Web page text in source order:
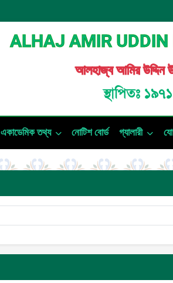
ALHAJ AMIR UDDIN
আলহাজ্ব আমির উদ্দিন
স্থাপিতঃ ১৯৭১
একাডেমিক তথ্য নোটিশ বোর্ড গ্যালারী